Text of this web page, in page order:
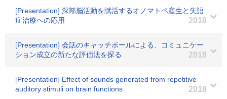
[Presentation] 深部脳活動を賦活するオノマトペ産生と失語
症治療への応用
2018
[Presentation] 会話のキャッチボールによる、コミュニケー
ション成立の新たな評価法を探る
2018
[Presentation] Effect of sounds generated from repetitive
auditory stimuli on brain functions
2018